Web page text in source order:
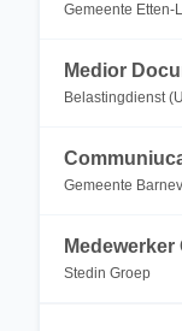
Gemeente Etten-
Medior
Belastingdienst
Gemeente
Medewerker
Stedin Groep